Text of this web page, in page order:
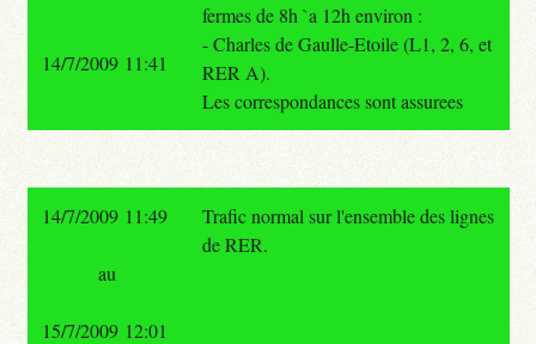
fermes de 8h `a 12h environ :
- Charles de Gaulle-Etoile (L1, 2, 6, et
RER A).
Les correspondances sont assurees
14/7/2009 11:41
14/7/2009 11:49
Trafic normal sur l'ensemble des lignes
de RER.
au
15/7/2009 12:01